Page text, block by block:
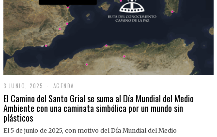
3 JUNIO, 2025
J
U
N
,
AGENDA
El Camino del Santo Grial se suma al Día Mundial del Medio
Ambiente con una caminata simbólica por un mundo sin
plásticos
El 5 de junio de 2025, con motivo del Día Mundial del Medio